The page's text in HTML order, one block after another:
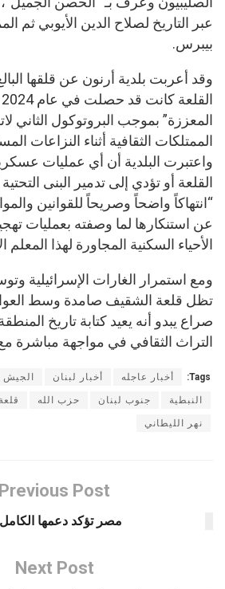
عبر التاريخ لصلاح الدين الأيوبي ثم
بيبرس.
وقد أعربت بلدية أرنون عن قلقها
المعززة” بموجب البروتوكول الثاني
الممتلكات الثقافية أثناء النزاعات
واعتبرت البلدية أن أي عمليات
القلعة أو تؤدي إلى تدمير البنى
“انتهاكاً واضحاً وصريحاً للقوانين
عن استنكارها لما وصفته بعمليات
الأحياء السكنية المجاورة لهذا المعلم
ومع استمرار الغارات الإسرائيلية
تظل قلعة الشقيف صامدة وسط
صراع يبدو أنه يعيد كتابة تاريخ
التراث الثقافي في مواجهة
Tags: أخبار عاجله أخبار لبنان الجيش
النبطية جنوب لبنان حزب الله
نهر الليطاني
Previous Post
مصر تؤكد دعمها الكامل
Next Post